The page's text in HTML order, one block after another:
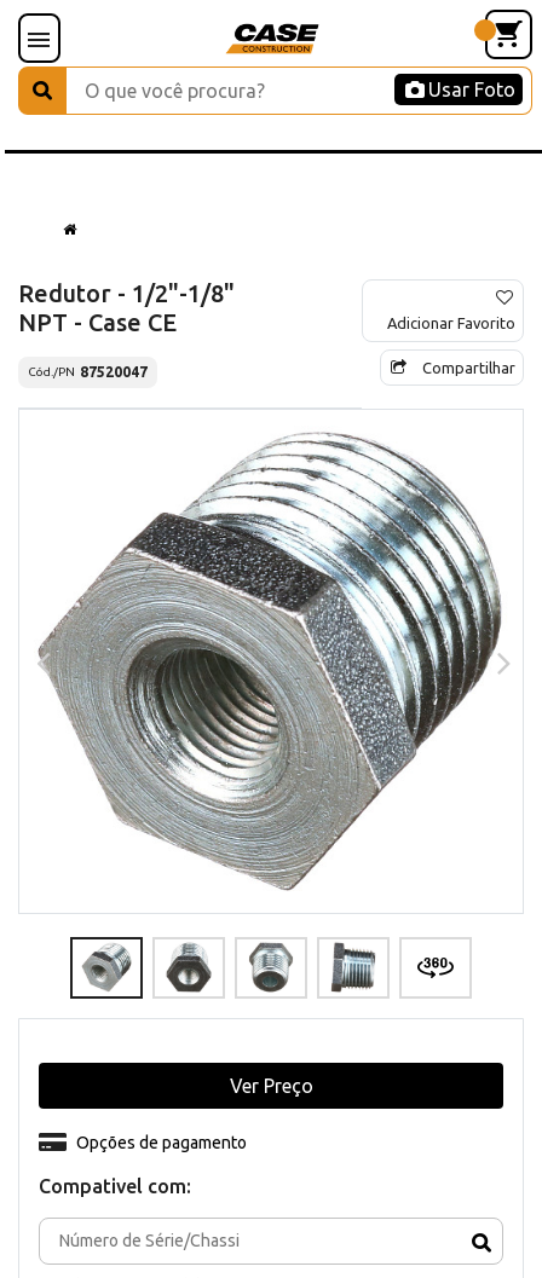
Usar Foto
Redutor - 1/2"-1/8"
NPT - Case CE
Cód./PN 87520047
Adicionar Favorito
Compartilhar
Compativel com:
Opções de pagamento
Ver Preço